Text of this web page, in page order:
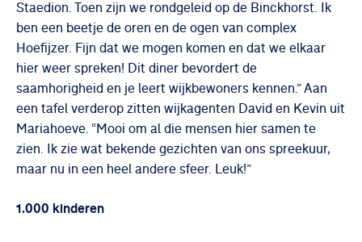
Staedion. Toen zijn we rondgeleid op de Binckhorst. Ik
ben een beetje de oren en de ogen van complex
Hoefijzer. Fijn dat we mogen komen en dat we elkaar
hier weer spreken! Dit diner bevordert de
saamhorigheid en je leert wijkbewoners kennen.” Aan
een tafel verderop zitten wijkagenten David en Kevin uit
Mariahoeve. “Mooi om al die mensen hier samen te
zien. Ik zie wat bekende gezichten van ons spreekuur,
maar nu in een heel andere sfeer. Leuk!”
1.000 kinderen